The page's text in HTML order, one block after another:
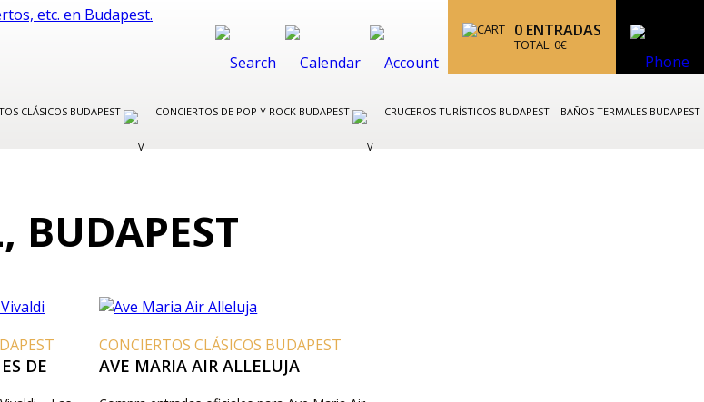
0 ENTRADAS
TOTAL: 0€
CLÁSICOS BUDAPEST CONCIERTOS DE POP Y ROCK BUDAPEST CRUCEROS TURÍSTICOS BUDAPEST BAÑOS TERMALES BUDAPEST
BUDAPEST
DE
CONCIERTOS CLÁSICOS BUDAPEST
AVE MARIA AIR ALLELUJA